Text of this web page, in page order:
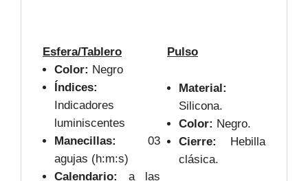
Esfera/Tablero
Pulso
Color: Negro
Índices:
Indicadores
luminiscentes
Manecillas:
03
agujas (h:m:s)
Calendario:
a las
Material:
Silicona.
Color: Negro.
Cierre:
Hebilla
clásica.